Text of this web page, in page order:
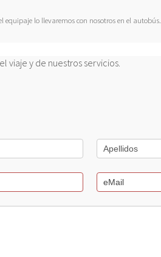
lo llevaremos con nosotros en el autobús.
viaje y de nuestros servicios.